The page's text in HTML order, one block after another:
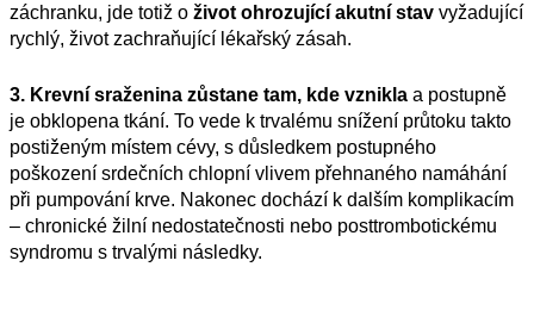
záchranku, jde totiž o život ohrozující akutní stav vyžadující
rychlý, život zachraňující lékařský zásah.
3. Krevní sraženina zůstane tam, kde vznikla a postupně
je obklopena tkání. To vede k trvalému snížení průtoku takto
postiženým místem cévy, s důsledkem postupného
poškození srdečních chlopní vlivem přehnaného namáhání
při pumpování krve. Nakonec dochází k dalším komplikacím
– chronické žilní nedostatečnosti nebo posttrombotickému
syndromu s trvalými následky.